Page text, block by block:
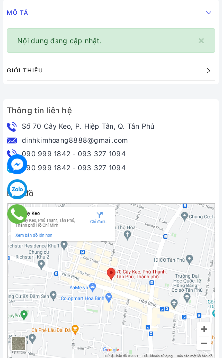
MÔ TẢ
×
Nội dung đang cập nhật.
GIỚI THIỆU
Thông tin liên hệ
Số 70 Cây Keo, P. Hiệp Tân, Q. Tân Phú
dinhkimhoang8888@gmail.com
090 999 1842 - 093 327 1094
090 999 1842 - 093 327 1094
Bản đồ